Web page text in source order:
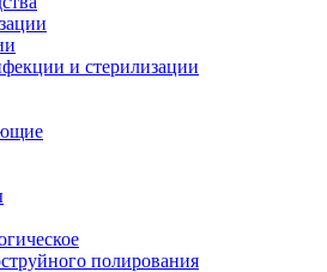
и стерилизации
полирования